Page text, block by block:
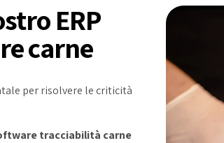
ERP
carne
per risolvere le criticità
tracciabilità carne